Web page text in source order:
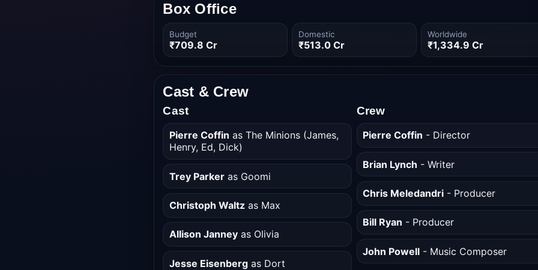
Box Office
Budget
₹709.8 Cr
Domestic
₹513.0 Cr
Worldwide
₹1,334.9 Cr
Cast & Crew
Cast
Pierre Coffin as The Minions (James,
Henry, Ed, Dick)
Trey Parkeras Goomi
Christoph Waltzas Max
Allison Janneyas Olivia
Jesse Eisenbergas Dort
Crew
Pierre Coffin - Director
Brian Lynch - Writer
Chris Meledandri - Producer
Bill Ryan - Producer
John Powell - Music Composer